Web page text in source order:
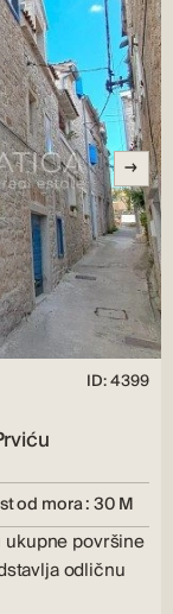
ID: 4399
od mora : 30 M
ukupne površine
odličnu